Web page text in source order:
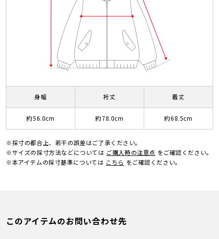
身幅
約56.0cm
裄丈
約78.0cm
着丈
約68.5cm
※採寸の都合上、若干の誤差はご了承ください。
※サイズの採寸方法などについては ご購入時の注意点 をご確認ください。
※本アイテムの採寸基準については こちら をご確認ください。
このアイテムのお問い合わせ先